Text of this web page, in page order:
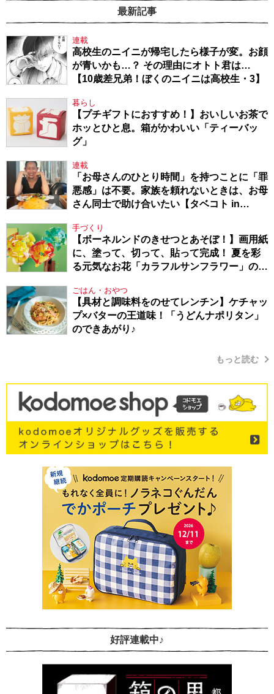
最新記事
連載
高校生のニイニが帰宅したら様子が変。お顔
が青いかも…？ その理由にオトト君は…
【10歳差兄弟！ぼくのニイニは高校生・3】
暮らし
【プチギフトにおすすめ！】おいしいお茶で
ホッとひと息。箱がかわいい「ティーバッ
グ」
連載
「お母さんのひとり時間」を持つことに「罪
悪感」は不要。家族を頼れないときは、お母
さん同士で助け合いたい【タベコト in
手づくり
【ボーネルンドのきせつとあそぼ！】画用紙
に、塗って、切って、貼って完成！ 夏を彩
る元気なお花「カラフルサンフラワー」の作
ごはん・おやつ
【具材と調味料をのせてレンチン】ケチャッ
プ×バターの王道味！「うどんナポリタン」
のできあがり♪
もっと読む
好評連載中♪